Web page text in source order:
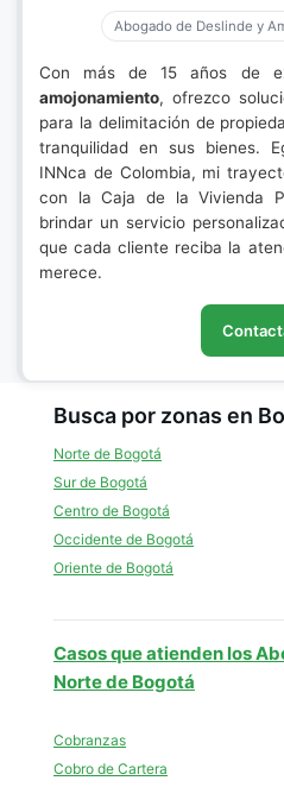
Abogado de Deslinde y
Con más de 15 años de
amojonamiento, ofrezco
para la delimitación de
tranquilidad en sus bienes.
INNca de Colombia, mi
con la Caja de la Vivienda
brindar un servicio
que cada cliente reciba la
merece.
Busca por zonas en
Norte de Bogotá
Sur de Bogotá
Centro de Bogotá
Occidente de Bogotá
Oriente de Bogotá
Casos que atienden los
Norte de Bogotá
Cobranzas
Cobro de Cartera